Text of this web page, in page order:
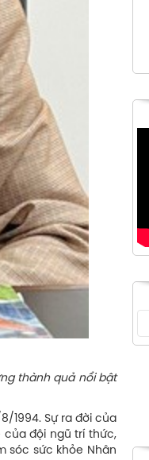
thành quả nổi bật
1994. Sự ra đời của
của đội ngũ trí thức,
sóc sức khỏe Nhân